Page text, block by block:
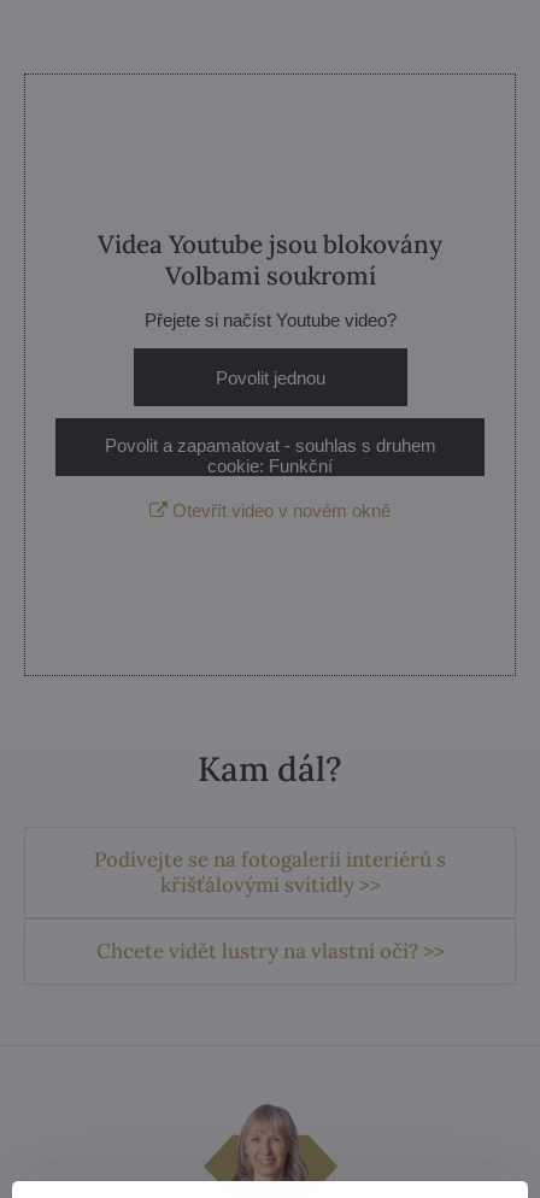
Videa Youtube jsou blokovány
Volbami soukromí
Přejete si načíst Youtube video?
Povolit jednou
Povolit a zapamatovat - souhlas s druhem
cookie: Funkční
Otevřít video v novém okně
Kam dál?
Podívejte se na fotogalerii interiérů s
křišťálovými svítidly >>
Chcete vidět lustry na vlastní oči? >>